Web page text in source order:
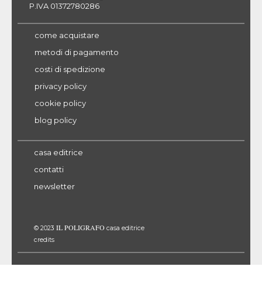
P.IVA 01372780286
come acquistare
metodi di pagamento
costi di spedizione
privacy policy
cookie policy
blog policy
casa editrice
contatti
newsletter
© 2023 IL POLIGRAFO casa editrice
credits